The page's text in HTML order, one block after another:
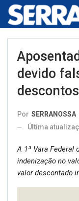
devido
Por SERRANOSSA
Última
A 1ª Vara Federal
indenização no
valor descontado